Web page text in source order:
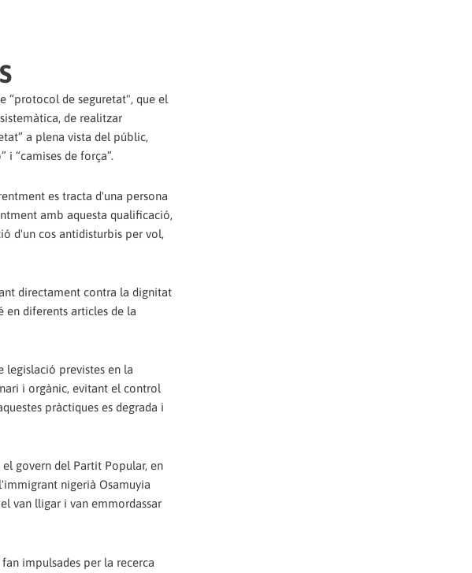
“protocol de seguretat", que el
de realitzar
a plena vista del públic,
i “camises de força”.
es tracta d'una persona
amb aquesta qualificació,
d'un cos antidisturbis per vol,
directament contra la dignitat
en diferents articles de la
legislació previstes en la
i orgànic, evitant el control
pràctiques es degrada i
govern del Partit Popular, en
nigerià Osamuyia
van lligar i van emmordassar
impulsades per la recerca